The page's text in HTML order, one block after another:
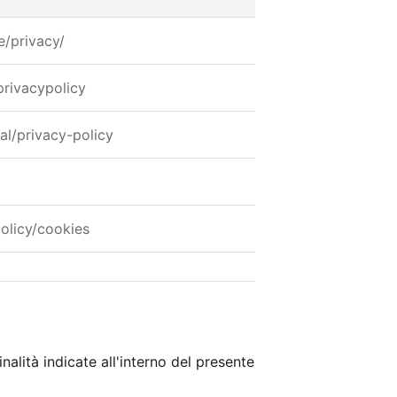
privacy/
privacy-policy
cookies
indicate all'interno del presente